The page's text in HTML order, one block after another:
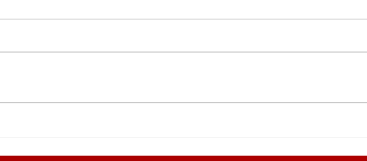
Huauchinango en encuentro